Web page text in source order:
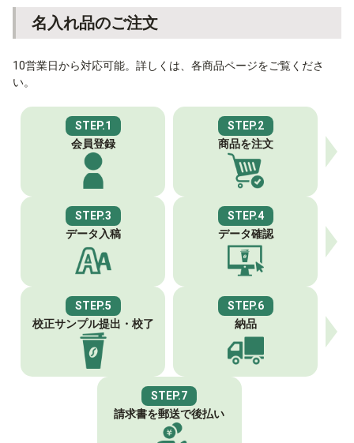
名入れ品のご注文
10営業日から対応可能。詳しくは、各商品ページをご覧くださ
い。
STEP.1
会員登録
STEP.2
商品を注文
STEP.3
データ入稿
STEP.4
データ確認
STEP.5
校正サンプル提出・校了
STEP.6
納品
STEP.7
請求書を郵送で後払い